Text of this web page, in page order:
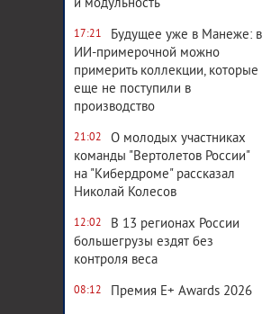
и модульность
17:21
Будущее уже в Манеже: в
ИИ-примерочной можно
примерить коллекции, которые
еще не поступили в
производство
21:02
О молодых участниках
команды "Вертолетов России"
на "Кибердроме" рассказал
Николай Колесов
12:02
В 13 регионах России
большегрузы ездят без
контроля веса
08:12 Премия E+ Awards 2026